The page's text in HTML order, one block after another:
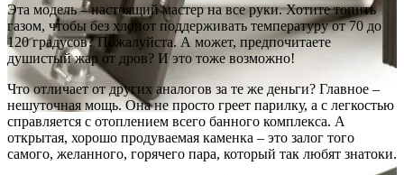
Эта модель – настоящий мастер на все руки. Хотите топить
газом, чтобы без хлопот поддерживать температуру от 70 до
120 градусов? Пожалуйста. А может, предпочитаете
душистый жар от дров? И это тоже возможно!
Что отличает от других аналогов за те же деньги? Главное –
нешуточная мощь. Она не просто греет парилку, а с легкостью
справляется с отоплением всего банного комплекса. А
открытая, хорошо продуваемая каменка – это залог того
самого, желанного, горячего пара, который так любят знатоки.